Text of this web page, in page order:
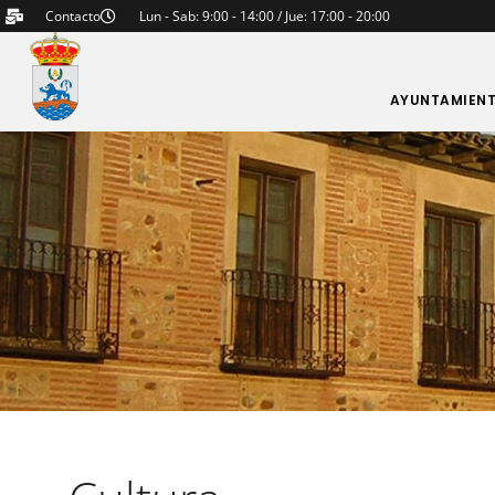
Contacto
Lun - Sab: 9:00 - 14:00 / Jue: 17:00 - 20:00